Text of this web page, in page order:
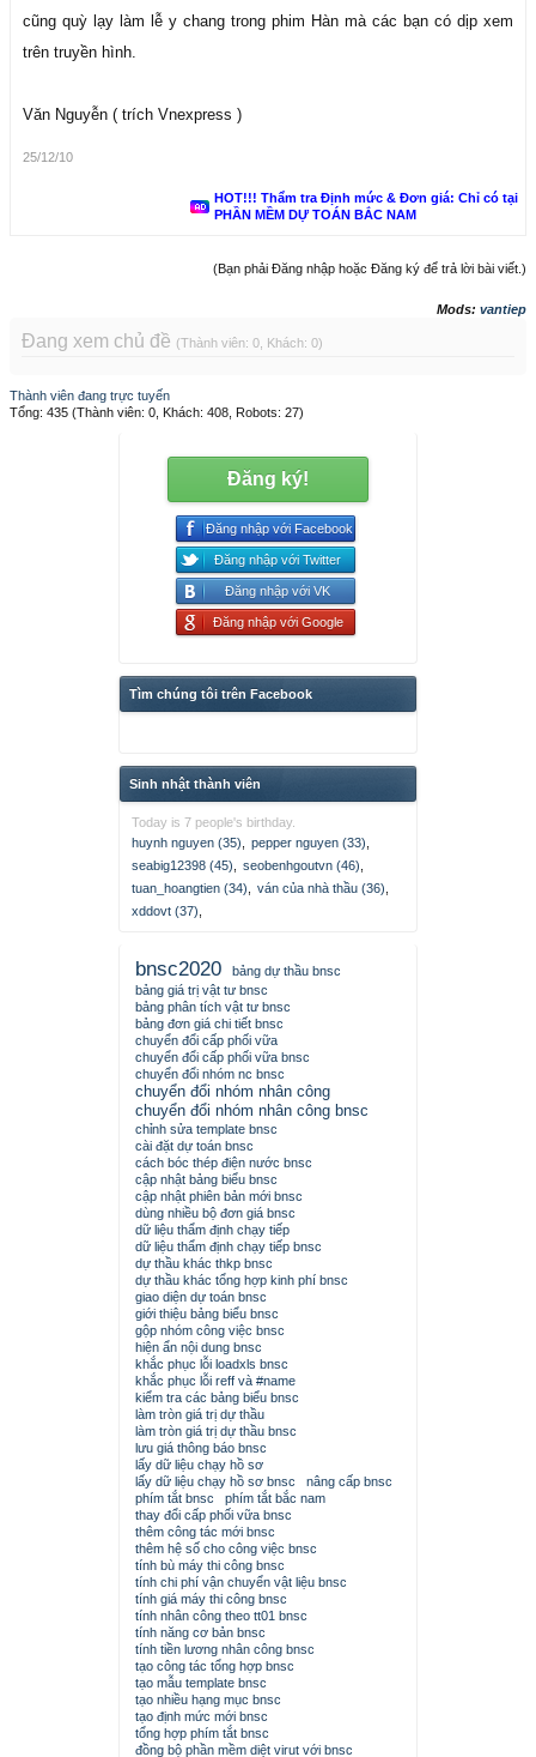
cũng quỳ lạy làm lễ y chang trong phim Hàn mà các bạn có dịp xem
trên truyền hình.
Văn Nguyễn ( trích Vnexpress )
25/12/10
HOT!!! Thẩm tra Định mức & Đơn giá: Chỉ có tại
PHẦN MỀM DỰ TOÁN BẮC NAM
(Bạn phải Đăng nhập hoặc Đăng ký để trả lời bài viết.)
Mods: vantiep
Đang xem chủ đề (Thành viên: 0, Khách: 0)
Thành viên đang trực tuyến
Tổng: 435 (Thành viên: 0, Khách: 408, Robots: 27)
Đăng ký!
Đăng nhập với Facebook
Đăng nhập với Twitter
Đăng nhập với VK
Đăng nhập với Google
Tìm chúng tôi trên Facebook
Sinh nhật thành viên
Today is 7 people's birthday.
huynh nguyen (35)
pepper nguyen (33)
seabig12398 (45)
seobenhgoutvn (46)
tuan_hoangtien (34)
ván của nhà thầu (36)
xddovt (37)
bnsc2020
bảng dự thầu bnsc
bảng giá trị vật tư bnsc
bảng phân tích vật tư bnsc
bảng đơn giá chi tiết bnsc
chuyển đổi cấp phối vữa
chuyển đổi cấp phối vữa bnsc
chuyển đổi nhóm nc bnsc
chuyển đổi nhóm nhân công
chuyển đổi nhóm nhân công bnsc
chỉnh sửa template bnsc
cài đặt dự toán bnsc
cách bóc thép điện nước bnsc
cập nhật bảng biểu bnsc
cập nhật phiên bản mới bnsc
dùng nhiều bộ đơn giá bnsc
dữ liệu thẩm định chạy tiếp
dữ liệu thẩm định chạy tiếp bnsc
dự thầu khác thkp bnsc
dự thầu khác tổng hợp kinh phí bnsc
giao diện dự toán bnsc
giới thiệu bảng biểu bnsc
gộp nhóm công việc bnsc
hiện ẩn nội dung bnsc
khắc phục lỗi loadxls bnsc
khắc phục lỗi reff và #name
kiểm tra các bảng biểu bnsc
làm tròn giá trị dự thầu
làm tròn giá trị dự thầu bnsc
lưu giá thông báo bnsc
lấy dữ liệu chạy hồ sơ
lấy dữ liệu chạy hồ sơ bnsc
nâng cấp bnsc
phím tắt bnsc
phím tắt bắc nam
thay đổi cấp phối vữa bnsc
thêm công tác mới bnsc
thêm hệ số cho công việc bnsc
tính bù máy thi công bnsc
tính chi phí vận chuyển vật liệu bnsc
tính giá máy thi công bnsc
tính nhân công theo tt01 bnsc
tính năng cơ bản bnsc
tính tiền lương nhân công bnsc
tạo công tác tổng hợp bnsc
tạo mẫu template bnsc
tạo nhiều hạng mục bnsc
tạo định mức mới bnsc
tổng hợp phím tắt bnsc
đồng bộ phần mềm diệt virut với bnsc